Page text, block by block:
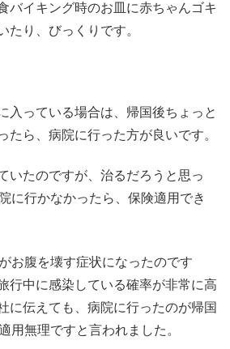
バイキング時のお皿に赤ちゃんゴキ
たり、びっくりです。
入っている場合は、帰国後ちょっと
たら、病院に行った方が良いです。
いたのですが、治るだろうと思っ
に行かなかったら、保険適用でき
お腹を壊す症状になったのです
行中に感染している確率が非常に高
に伝えても、病院に行ったのが帰国
用無理ですと言われました。